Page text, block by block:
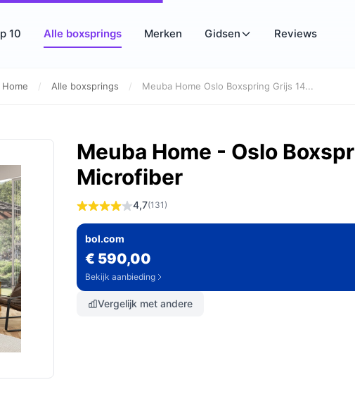
10 Alle boxsprings Merken Gidsen Reviews
Home / Alle boxsprings / Meuba Home Oslo Boxspring Grijs 14...
Meuba Home - Oslo
Microfiber
4,7(131)
bol.com
€ 590,00
Bekijk aanbieding
Vergelijk met andere